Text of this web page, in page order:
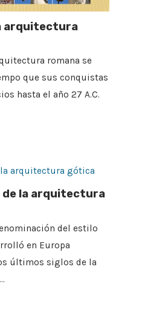
arquitectura
romana se
que sus conquistas
hasta el año 27 A.C.
la arquitectura
del estilo
en Europa
últimos siglos de la